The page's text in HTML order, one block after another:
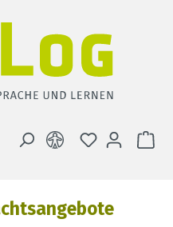
DU HAST 0